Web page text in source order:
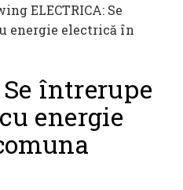
Se întrerupe
energie